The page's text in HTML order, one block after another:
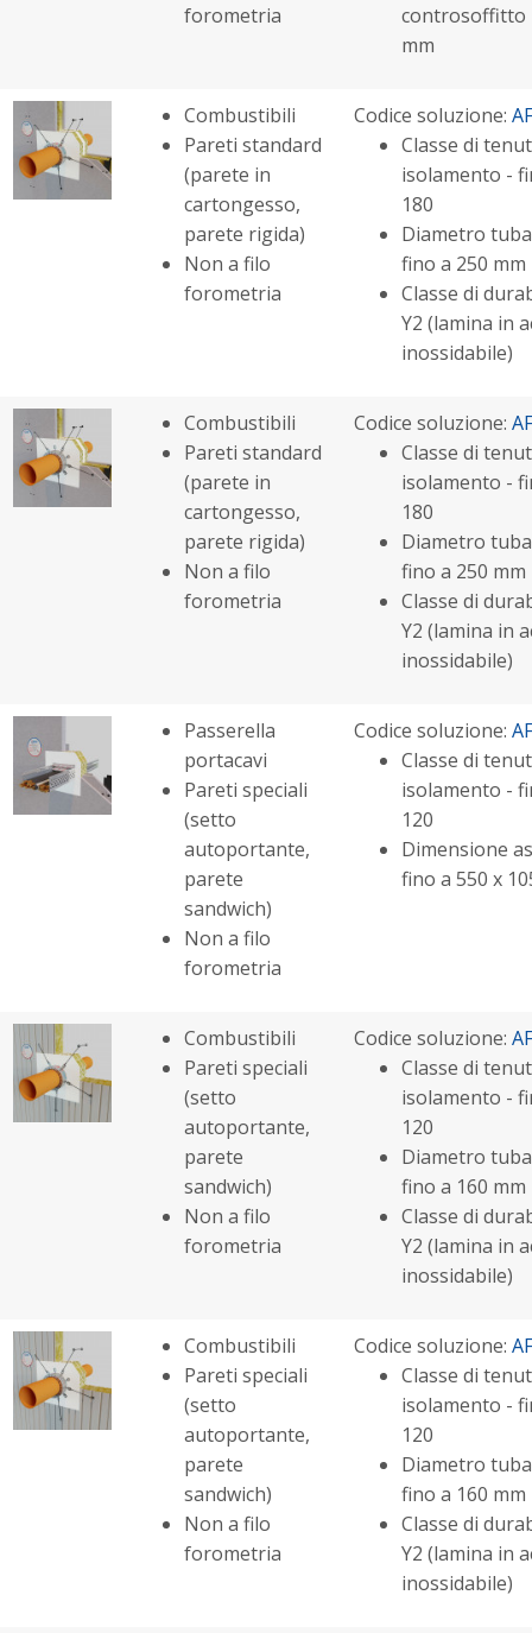
forometria
controsoffitto
mm
Combustibili
Pareti standard
(parete in
cartongesso,
parete rigida)
Non a filo
forometria
Codice soluzione:
Classe di
isolamento -
180
Diametro
fino a 250 mm
Classe di
Y2 (lamina in
inossidabile)
Combustibili
Pareti standard
(parete in
cartongesso,
parete rigida)
Non a filo
forometria
Codice soluzione:
Classe di
isolamento -
180
Diametro
fino a 250 mm
Classe di
Y2 (lamina in
inossidabile)
Passerella
portacavi
Pareti speciali
(setto
autoportante,
parete
sandwich)
Non a filo
forometria
Codice soluzione:
Classe di
isolamento -
120
Dimensione
fino a 550 x
Combustibili
Pareti speciali
(setto
autoportante,
parete
sandwich)
Non a filo
forometria
Codice soluzione:
Classe di
isolamento -
120
Diametro
fino a 160 mm
Classe di
Y2 (lamina in
inossidabile)
Combustibili
Pareti speciali
(setto
autoportante,
parete
sandwich)
Non a filo
forometria
Codice soluzione:
Classe di
isolamento -
120
Diametro
fino a 160 mm
Classe di
Y2 (lamina in
inossidabile)